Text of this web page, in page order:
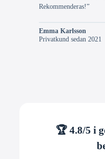
Rekommenderas!”
Emma Karlsson
Privatkund sedan 2021
🏆 4.8/5 i